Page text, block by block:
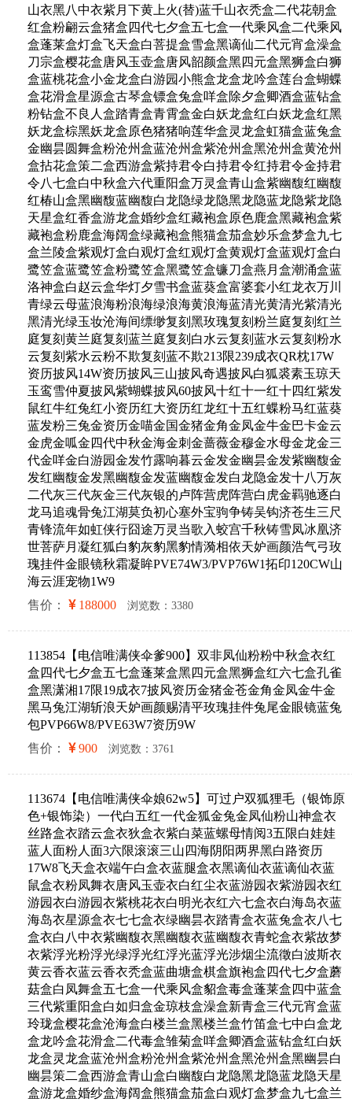
山衣黑八中衣紫月下黄上火(替)蓝千山衣秃盒二代花朝盒
红盒粉翩云盒猪盒四代七夕盒五七盒一代乘风盒二代乘风
盒蓬莱盒灯盒飞天盒白菩提盒雪盒黑谪仙二代元宵盒澡盒
刀宗盒樱花盒唐风玉壶盒唐风韶颜盒黑四元盒黑狮盒白狮
盒蓝桃花盒小金龙盒白游园小熊盒龙盒龙吟盒莲台盒蝴蝶
盒花滑盒星源盒古琴盒镖盒兔盒咩盒除夕盒卿酒盒蓝钻盒
粉钻盒不良人盒踏青盒青霄盒金白妖龙盒红白妖龙盒红黑
妖龙盒棕黑妖龙盒原色猪猪响莲华盒灵龙盒虹猫盒蓝兔盒
金幽昙圆舞盒粉沧州盒蓝沧州盒紫沧州盒黑沧州盒黄沧州
盒拈花盒策二盒西游盒紫持君令白持君令红持君令金持君
令八七盒白中秋盒六代重阳盒万灵盒青山盒紫幽馥红幽馥
红椿山盒黑幽馥蓝幽馥白龙隐绿龙隐黑龙隐蓝龙隐紫龙隐
天星盒红香盒游龙盒婚纱盒红藏袍盒原色鹿盒黑藏袍盒紫
藏袍盒粉鹿盒海阔盒绿藏袍盒熊猫盒茄盒妙乐盒梦盒九七
盒兰陵盒紫观灯盒白观灯盒红观灯盒黄观灯盒蓝观灯盒白
鹭笠盒蓝鹭笠盒粉鹭笠盒黑鹭笠盒镰刀盒燕月盒潮涌盒蓝
洛神盒白赵云盒华灯夕雪书盒蓝葵盒富婆套小红龙衣万川
青绿云母蓝浪海粉浪海绿浪海黄浪海蓝清光黄清光紫清光
黑清光绿玉妆沧海间缥缈复刻黑玫瑰复刻粉兰庭复刻红兰
庭复刻黄兰庭复刻蓝兰庭复刻白水云复刻蓝水云复刻粉水
云复刻紫水云粉不欺复刻蓝不欺213限239成衣QR枕17W
资历披风14W资历披风三山披风奇遇披风白狐裘素玉琼天
玉鸾雪仲夏披风紫蝴蝶披风60披风十红十一红十四红紫发
鼠红牛红兔红小资历红大资历红龙红十五红蝶粉马红蓝葵
蓝发粉三兔金资历金喵金国金猪金角金凤金牛金巴卡金云
金虎金呱金四代中秋金海金刺金蔷薇金穆金水母金龙金三
代金咩金白游园金发竹露响暮云金发金幽昙金发紫幽馥金
发红幽馥金发黑幽馥金发蓝幽馥金发白龙隐金发十八万灰
二代灰三代灰金三代灰银的卢阵营虎阵营白虎金羁驰逐白
龙马追魂骨兔江湖莫负初心塞外宝驹争铸吴钩济苍生三尺
青锋流年如虹侠行囧途万灵当歌入蛟宫千秋铸雪凤冰凰济
世菩萨月凝红狐白豹灰豹黑豹情漪相依天妒画颜浩气弓玫
瑰挂件金眼镜秋霜凝眸PVE74W3/PVP76W1拓印120CW山
海云涯宠物1W9
售价：
188000 浏览数：3380
113854【电信唯满侠伞爹900】双非凤仙粉粉中秋盒衣红
盒四代七夕盒五七盒蓬莱盒黑四元盒黑狮盒红六七盒孔雀
盒黑潇湘17限19成衣7披风资历金猪金苍金角金凤金牛金
黑马兔江湖斩浪天妒画颜赐清平玫瑰挂件兔尾金眼镜蓝兔
包PVP66W8/PVE63W7资历9W
售价：
900 浏览数：3761
113674【电信唯满侠伞娘62w5】可过户双狐狸毛（银饰原
色+银饰染）一代白五红一代金狐金兔金凤仙粉山神盒衣
丝路盒衣踏云盒衣狄盒衣紫白菜蓝螺母情阅3五限白娃娃
蓝人面粉人面3六限滚滚三山四海阴阳两界黑白路资历
17W8飞天盒衣端午白盒衣蓝腿盒衣黑谪仙衣蓝谪仙衣蓝
鼠盒衣粉凤舞衣唐风玉壶衣白红尘衣蓝游园衣紫游园衣红
游园衣白游园衣紫桃花衣白明光衣红六七盒衣白海岛衣蓝
海岛衣星源盒衣七七盒衣绿幽昙衣踏青盒衣蓝兔盒衣八七
盒衣白八中衣紫幽馥衣黑幽馥衣蓝幽馥衣青蛇盒衣紫故梦
衣紫浮光粉浮光绿浮光红浮光蓝浮光涉烟尘流徵白波斯衣
黄云香衣蓝云香衣秃盒蓝曲塘盒棋盒旗袍盒四代七夕盒蘑
菇盒白凤舞盒五七盒一代乘风盒貂盒毒盒蓬莱盒四中蓝盒
三代紫重阳盒白如归盒金琼枝盒澡盒新青盒三代元宵盒蓝
玲珑盒樱花盒沧海盒白楼兰盒黑楼兰盒竹笛盒七中白盒龙
盒龙吟盒花滑盒二代毒盒雏菊盒咩盒卿酒盒蓝钻盒红白妖
龙盒灵龙盒蓝沧州盒粉沧州盒紫沧州盒黑沧州盒黑幽昙白
幽昙策二盒西游盒青山盒白幽馥白龙隐黑龙隐蓝龙隐天星
盒游龙盒婚纱盒海阔盒熊猫盒茄盒白观灯盒梦盒九七盒兰